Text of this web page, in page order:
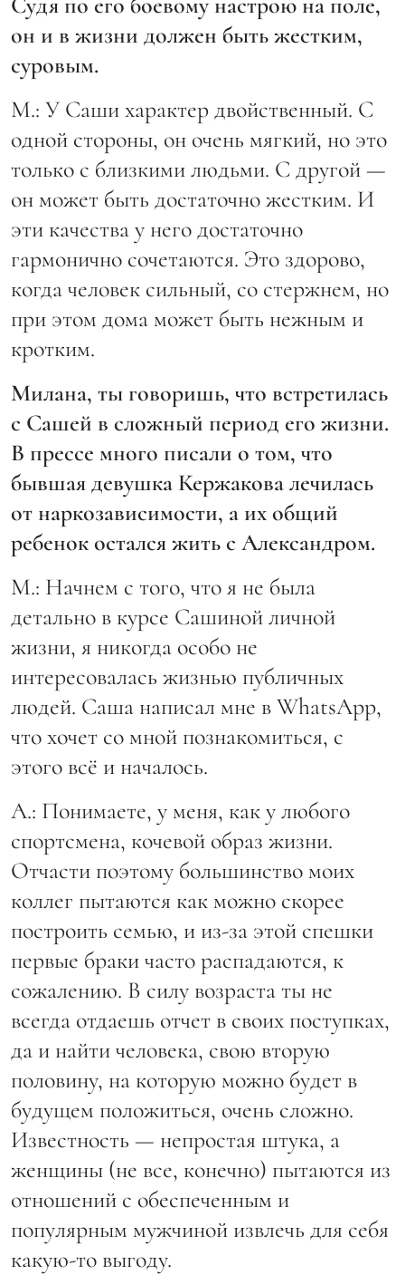
он и в жизни должен быть жестким,
суровым.
М.: У Саши характер двойственный. С
одной стороны, он очень мягкий, но это
только с близкими людьми. С другой —
он может быть достаточно жестким. И
эти качества у него достаточно
гармонично сочетаются. Это здорово,
когда человек сильный, со стержнем, но
при этом дома может быть нежным и
кротким.
Милана, ты говоришь, что встретилась
с Сашей в сложный период его жизни.
В прессе много писали о том, что
бывшая девушка Кержакова лечилась
от наркозависимости, а их общий
ребенок остался жить с Александром.
М.: Начнем с того, что я не была
детально в курсе Сашиной личной
жизни, я никогда особо не
интересовалась жизнью публичных
людей. Саша написал мне в WhatsApp,
что хочет со мной познакомиться, с
этого всё и началось.
А.: Понимаете, у меня, как у любого
спортсмена, кочевой образ жизни.
Отчасти поэтому большинство моих
коллег пытаются как можно скорее
построить семью, и из-за этой спешки
первые браки часто распадаются, к
сожалению. В силу возраста ты не
всегда отдаешь отчет в своих поступках,
да и найти человека, свою вторую
половину, на которую можно будет в
будущем положиться, очень сложно.
Известность — непростая штука, а
женщины (не все, конечно) пытаются из
отношений с обеспеченным и
популярным мужчиной извлечь для себя
какую-то выгоду.